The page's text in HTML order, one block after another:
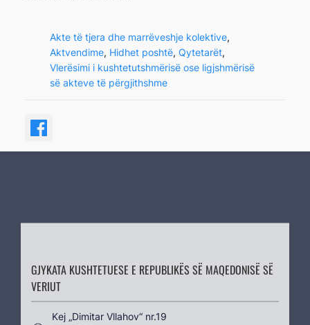
Akte të tjera dhe marrëveshje kolektive
Aktvendime, Hidhet poshtë, Qytetarët
Vlerësimi i kushtetutshmërisë ose ligjshmërisë
së akteve të përgjithshme
GJYKATA KUSHTETUESE E REPUBLIKËS SË MAQEDONISË SË
VERIUT
Kеј „Dimitar Vllahov“ nr.19